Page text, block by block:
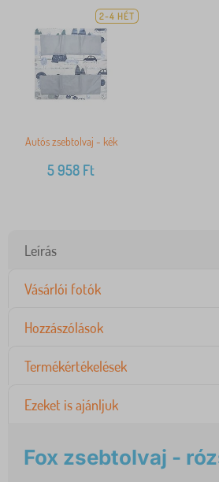
2-4 HÉT
Autós zsebtolvaj - kék
5 958 Ft
Leírás
Vásárlói fotók
Hozzászólások
Termékértékelések
Ezeket is ajánljuk
Fox zsebtolvaj -